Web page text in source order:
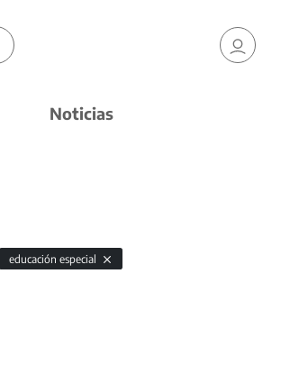
Noticias
educación especial